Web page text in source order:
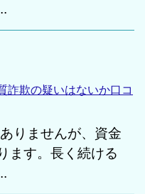
詐欺の疑いはないか口コ
りませんが、資金
ます。長く続ける